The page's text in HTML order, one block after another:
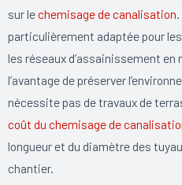
sur lechemisage de canalisation
particulièrement adaptée pour
les réseaux d’assainissement en
l’avantage de préserver
nécessite pas de travaux de
coût du chemisage de
longueur et du diamètre des
chantier.